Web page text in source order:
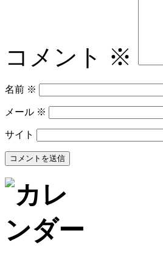
コメント ※
名前 ※
メール ※
サイト